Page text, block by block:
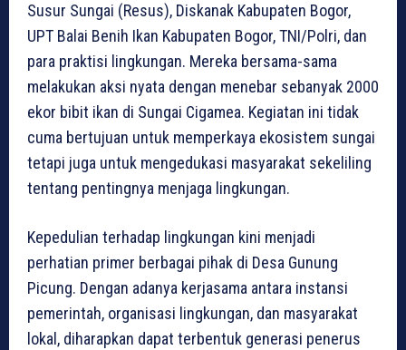
Susur Sungai (Resus), Diskanak Kabupaten Bogor,
UPT Balai Benih Ikan Kabupaten Bogor, TNI/Polri, dan
para praktisi lingkungan. Mereka bersama-sama
melakukan aksi nyata dengan menebar sebanyak 2000
ekor bibit ikan di Sungai Cigamea. Kegiatan ini tidak
cuma bertujuan untuk memperkaya ekosistem sungai
tetapi juga untuk mengedukasi masyarakat sekeliling
tentang pentingnya menjaga lingkungan.
Kepedulian terhadap lingkungan kini menjadi
perhatian primer berbagai pihak di Desa Gunung
Picung. Dengan adanya kerjasama antara instansi
pemerintah, organisasi lingkungan, dan masyarakat
lokal, diharapkan dapat terbentuk generasi penerus